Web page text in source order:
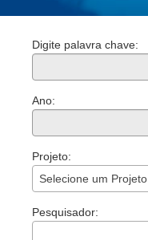
Digite palavra chave:
Ano:
Projeto:
Selecione um Projeto
Pesquisador: